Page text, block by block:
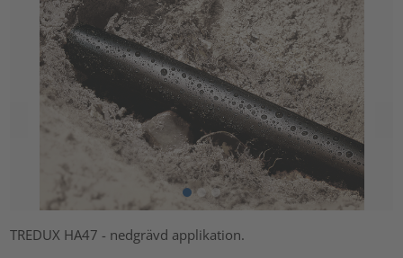
TREDUX HA47 - nedgrävd applikation.